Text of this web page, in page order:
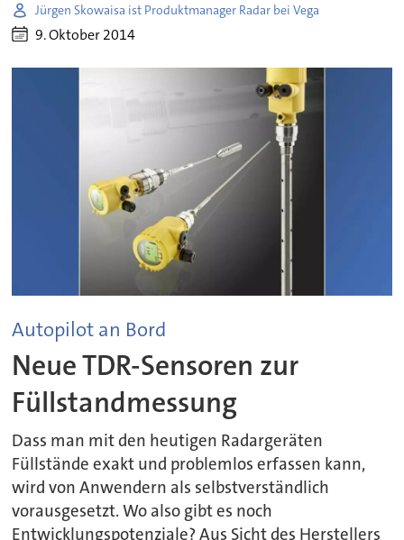
Jürgen Skowaisa ist Produktmanager Radar bei Vega
9. Oktober 2014
Autopilot an Bord
Neue TDR-Sensoren zur
Füllstandmessung
Dass man mit den heutigen Radargeräten
Füllstände exakt und problemlos erfassen kann,
wird von Anwendern als selbstverständlich
vorausgesetzt. Wo also gibt es noch
Entwicklungspotenziale? Aus Sicht des Herstellers